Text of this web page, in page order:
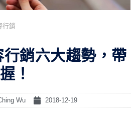
行銷
銷六大趨勢，帶
！
Wu 2018-12-19